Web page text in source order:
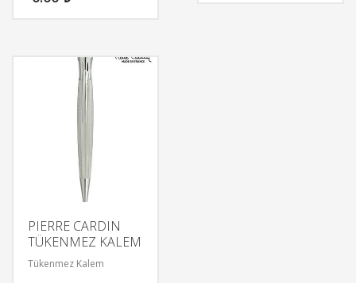
PIERRE CARDIN
TÜKENMEZ KALEM
Tükenmez Kalem